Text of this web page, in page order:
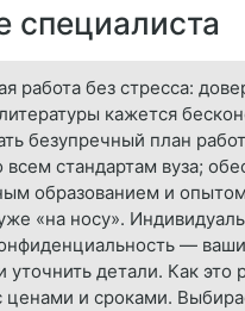
специалиста
работа без стресса:
кажется
безупречный план
всем стандартам вуза;
образованием и
«на носу».
— ваши
уточнить детали. Как
ценами и сроками.